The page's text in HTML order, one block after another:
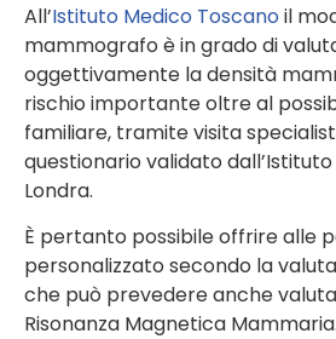
All’Istituto Medico Toscano il
mammografo è in grado di
oggettivamente la densità
rischio importante oltre al
familiare, tramite visita
questionario validato
Londra.
È pertanto possibile offrire alle
personalizzato secondo la
che può prevedere anche
Risonanza Magnetica Mammaria.